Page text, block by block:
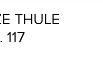
THULE